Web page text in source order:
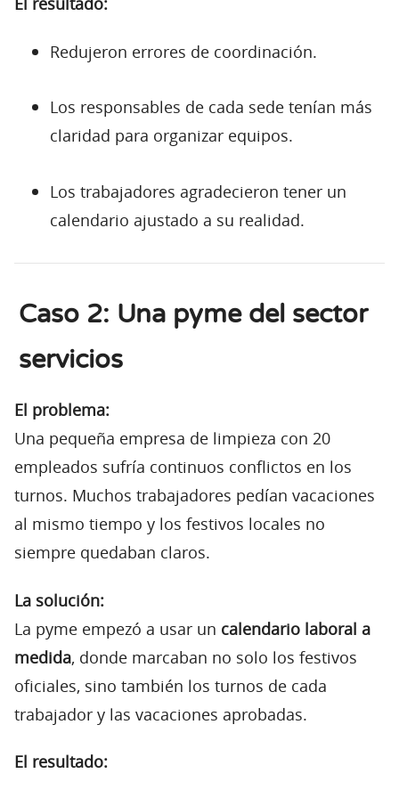
Redujeron errores de coordinación.
Los responsables de cada sede tenían más
claridad para organizar equipos.
Los trabajadores agradecieron tener un
calendario ajustado a su realidad.
Caso 2: Una pyme del sector
servicios
El problema:
Una pequeña empresa de limpieza con 20
empleados sufría continuos conflictos en los
turnos. Muchos trabajadores pedían vacaciones
al mismo tiempo y los festivos locales no
siempre quedaban claros.
La solución:
La pyme empezó a usar un calendario laboral a
medida, donde marcaban no solo los festivos
oficiales, sino también los turnos de cada
trabajador y las vacaciones aprobadas.
El resultado: